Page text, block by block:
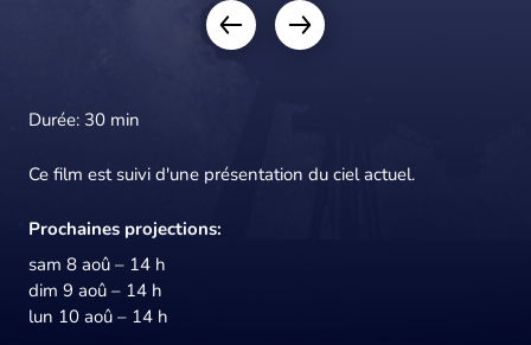
Durée: 30 min
Ce film est suivi d'une présentation du ciel actuel.
Prochaines projections:
sam 8 aoû – 14 h
dim 9 aoû – 14 h
lun 10 aoû – 14 h